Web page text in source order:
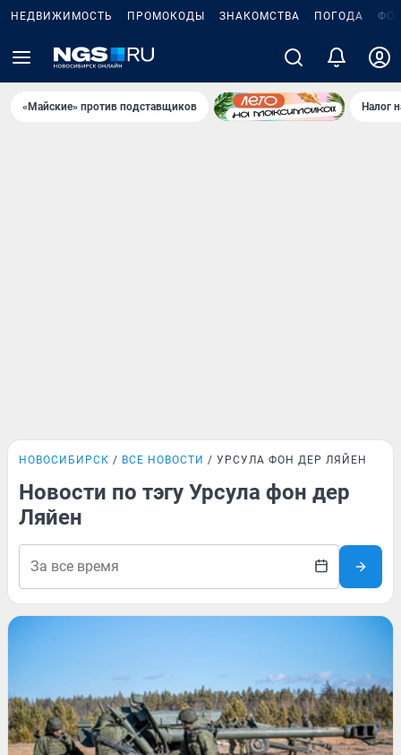
НЕДВИЖИМОСТЬ ПРОМОКОДЫ ЗНАКОМСТВА ПОГОДА
«Майские» против подставщиков Налог
НОВОСИБИРСК ВСЕ НОВОСТИ УРСУЛА ФОН ДЕР ЛЯЙЕН
Новости по тэгу Урсула фон дер
Ляйен